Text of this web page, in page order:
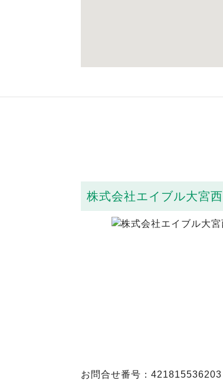
株式会社エイブル大宮
お問合せ番号：421815536203